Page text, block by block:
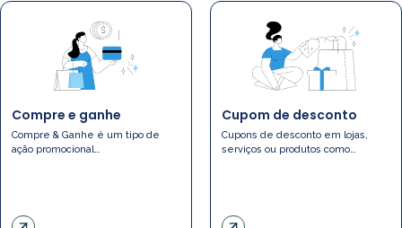
Compre e ganhe
Compre & Ganhe é um tipo de
ação promocional…
Cupom de desconto
Cupons de desconto em lojas,
serviços ou produtos como…